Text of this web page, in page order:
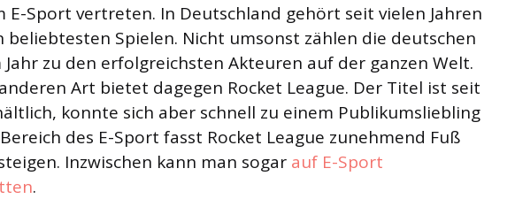
E-Sport vertreten. In Deutschland gehört seit vielen Jahren
beliebtesten Spielen. Nicht umsonst zählen die deutschen
zu den erfolgreichsten Akteuren auf der ganzen Welt.
Art bietet dagegen Rocket League. Der Titel ist seit
konnte sich aber schnell zu einem Publikumsliebling
des E-Sport fasst Rocket League zunehmend Fuß
Inzwischen kann man sogar auf E-Sport
.